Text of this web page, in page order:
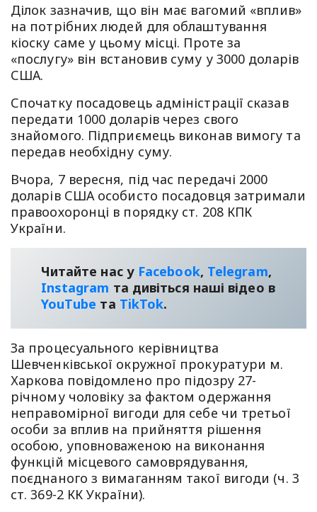
Ділок зазначив, що він має вагомий «вплив»
на потрібних людей для облаштування
кіоску саме у цьому місці. Проте за
«послугу» він встановив суму у 3000 доларів
США.
Спочатку посадовець адміністрації сказав
передати 1000 доларів через свого
знайомого. Підприємець виконав вимогу та
передав необхідну суму.
Вчора, 7 вересня, під час передачі 2000
доларів США особисто посадовця затримали
правоохоронці в порядку ст. 208 КПК
України.
Читайте нас у Facebook, Telegram,
Instagram та дивіться наші відео в
YouТube та TikTok.
За процесуального керівництва
Шевченківської окружної прокуратури м.
Харкова повідомлено про підозру 27-
річному чоловіку за фактом одержання
неправомірної вигоди для себе чи третьої
особи за вплив на прийняття рішення
особою, уповноваженою на виконання
функцій місцевого самоврядування,
поєднаного з вимаганням такої вигоди (ч. 3
ст. 369-2 КК України).